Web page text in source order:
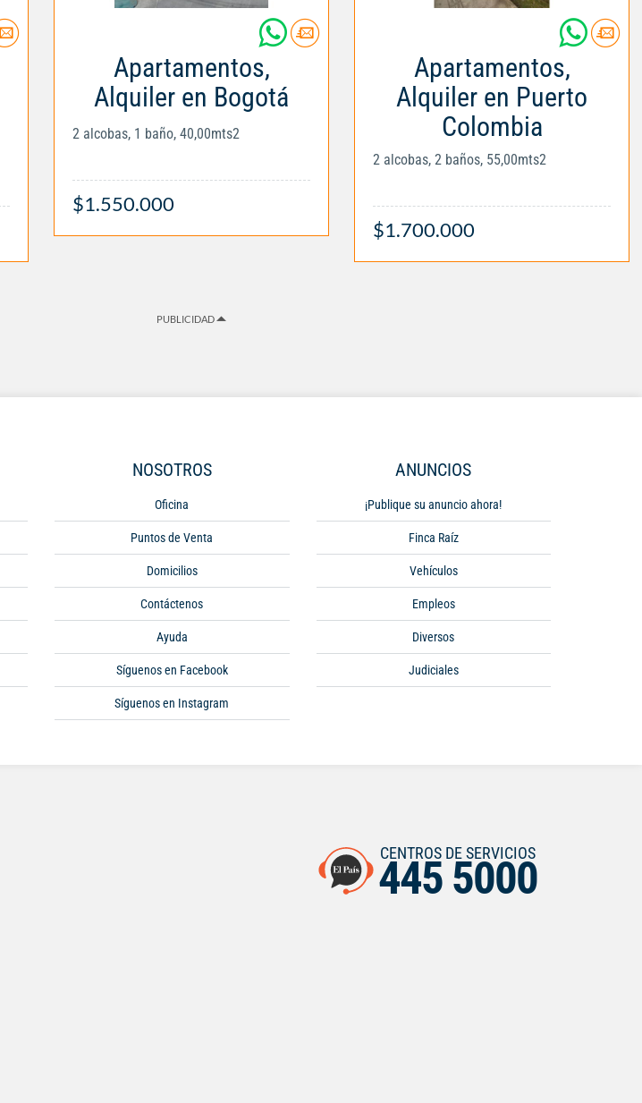
Apartamentos,
Alquiler en Bogotá
2 alcobas, 1 baño, 40,00mts2
$1.550.000
Apartamentos,
Alquiler en Puerto
Colombia
2 alcobas, 2 baños, 55,00mts2
$1.700.000
PUBLICIDAD
NOSOTROS
Oficina
Puntos de Venta
Domicilios
Contáctenos
Ayuda
Síguenos en Facebook
Síguenos en Instagram
ANUNCIOS
¡Publique su anuncio ahora!
Finca Raíz
Vehículos
Empleos
Diversos
Judiciales
CENTROS DE SERVICIOS
445 5000